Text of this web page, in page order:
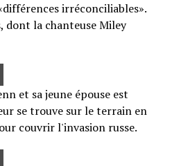
irréconciliables».
dont la chanteuse Miley
et sa jeune épouse est
se trouve sur le terrain en
couvrir l'invasion russe.